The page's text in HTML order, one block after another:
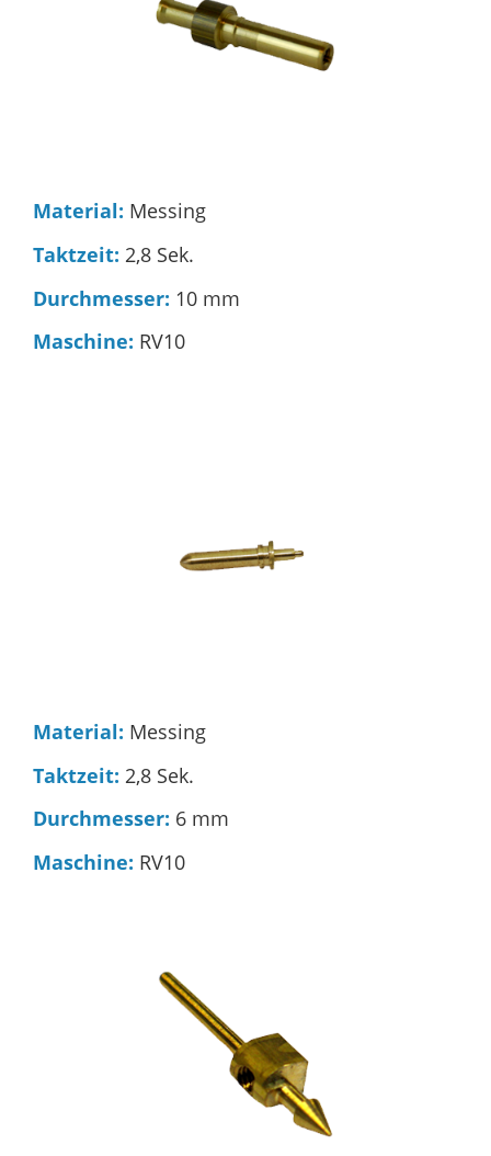
Material: Messing
Taktzeit: 2,8 Sek.
Durchmesser: 10 mm
Maschine: RV10
Material: Messing
Taktzeit: 2,8 Sek.
Durchmesser: 6 mm
Maschine: RV10